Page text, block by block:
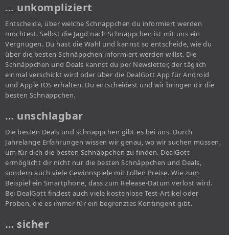
… unkompliziert
Entscheide, über welche Schnäppchen du informiert werden
möchtest. Selbst die Jagd nach Schnäppchen ist mit uns ein
Vergnügen. Du hast die Wahl und kannst so entscheide, wie du
über die besten Schnäppchen informiert werden willst. Die
Schnäppchen und Deals kannst du per Newsletter, der täglich
einmal verschickt wird oder über die DealGott App für Android
und Apple IOS erhalten. Du entscheidest und wir bringen dir die
besten Schnäppchen.
… unschlagbar
Die besten Deals und schnäppchen gibt es bei uns. Durch
Jahrelange Erfahrungen wissen wir genau, wo wir suchen müssen,
um für dich die besten Schnäppchen zu finden. DealGott
ermöglicht dir nicht nur die besten Schnäppchen und Deals,
sondern auch viele Gewinnspiele mit tollen Preise. Wie zum
Beispiel ein Smartphone, dass zum Release-Datum verlost wird.
Bei DealGott findest auch viele kostenlose Test-Artikel oder
Proben, die es immer für ein begrenztes Kontingent gibt.
… sicher